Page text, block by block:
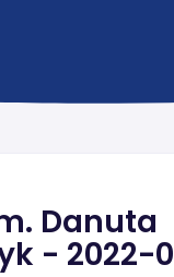
Danuta
- 2022-